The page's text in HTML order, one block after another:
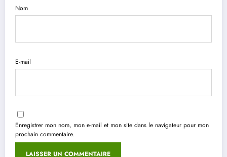
Nom
E-mail
Enregistrer mon nom, mon e-mail et mon site dans le navigateur pour mon
prochain commentaire.